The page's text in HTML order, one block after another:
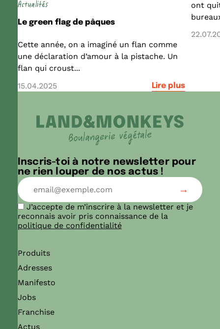
Actualités
Le green flag de pâques
Cette année, on a imaginé un flan comme
une déclaration d’amour à la pistache. Un
flan qui croust...
15.04.2025
Lire plus
ont
Inscris-toi à notre newsletter pour
ne rien louper de nos actus !
J’accepte de m’inscrire à la newsletter et je
reconnais avoir pris connaissance de la
politique de confidentialité
Produits
Adresses
Manifesto
Jobs
Franchise
Actus